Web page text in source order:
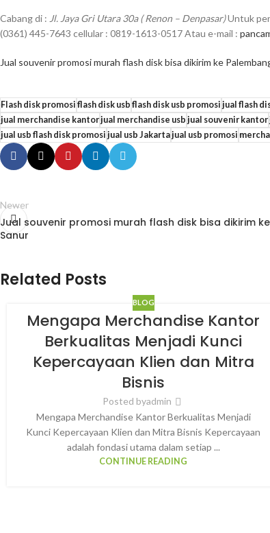
Cabang di : Jl. Jaya Gri Utara 30a ( Renon – Denpasar)Untuk
(0361) 445-7643 cellular : 0819-1613-0517 Atau e-mail :
Jual souvenir promosi murah flash disk bisa dikirim ke
Flash disk promosi flash disk usb flash disk usb promosi jual flash
jual merchandise kantorjual merchandise usb jual souvenir kantor
jual usb flash disk promosi jual usb Jakartajual usb promosi
Newer
Jual souvenir promosi murah flash disk bisa dikirim ke
Sanur
Related Posts
BLOG
Mengapa Merchandise Kantor
Berkualitas Menjadi Kunci
Kepercayaan Klien dan Mitra
Bisnis
Posted byadmin
Mengapa Merchandise Kantor Berkualitas Menjadi
Kunci Kepercayaan Klien dan Mitra Bisnis Kepercayaan
adalah fondasi utama dalam setiap ...
CONTINUE READING